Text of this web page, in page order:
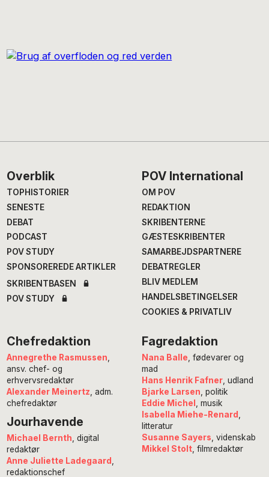
Footer
Overblik
TOPHISTORIER
SENESTE
DEBAT
PODCAST
POV STUDY
SPONSOREREDE ARTIKLER
SKRIBENTBASEN
POV STUDY
POV International
OM POV
REDAKTION
SKRIBENTERNE
GÆSTESKRIBENTER
SAMARBEJDSPARTNERE
DEBATREGLER
BLIV MEDLEM
HANDELSBETINGELSER
COOKIES & PRIVATLIV
Chefredaktion
Annegrethe Rasmussen
ansv. chef- og
erhvervsredaktør
Alexander Meinertz , adm.
chefredaktør
Jourhavende
Michael Bernth , digital
redaktør
Anne Juliette Ladegaard
redaktionschef
Fagredaktion
Nana Balle , fødevarer og
mad
Hans Henrik Fafner, udland
Bjarke Larsen , politik
Eddie Michel
, musik
Isabella Miehe-Renard
litteratur
Susanne Sayers , videnskab
Mikkel Stolt, filmredaktør